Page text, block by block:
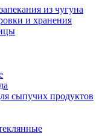
из чугуна
и хранения
сыпучих продуктов